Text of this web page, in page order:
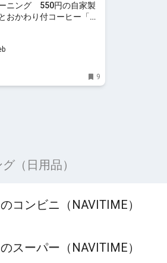
ニング 550円の自家製
おかわり付コーヒー「シ
9
（日用品）
コンビニ（NAVITIME）
スーパー（NAVITIME）